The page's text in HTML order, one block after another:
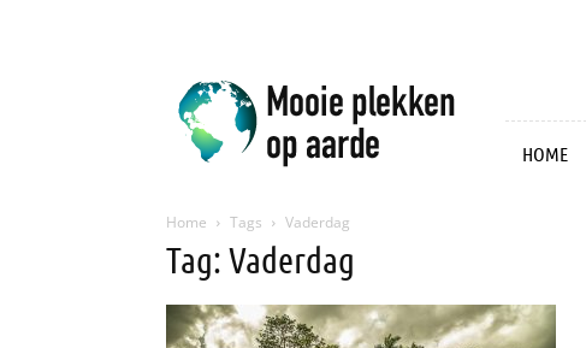
Mooie
plekken
op
aarde
HOME
Home Tags Vaderdag
Tag: Vaderdag